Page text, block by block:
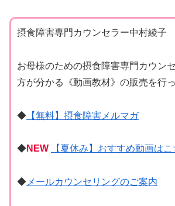
摂食障害専門カウンセラー中村綾子
お母様のための摂食障害専門カウン
方が分かる《動画教材》の販売を行っ
◆ 【無料】摂食障害メルマガ
◆NEW 【夏休み】おすすめ動画はこ
◆ メールカウンセリングのご案内